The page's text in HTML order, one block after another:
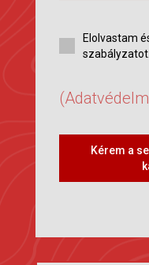
Elolvastam
szabályzatot.
Kérem a